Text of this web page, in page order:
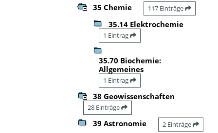
35 Chemie 117 Einträge
35.14 Elektrochemie
1 Eintrag
35.70 Biochemie:
Allgemeines
1 Eintrag
38 Geowissenschaften
28 Einträge
39 Astronomie 2 Einträge